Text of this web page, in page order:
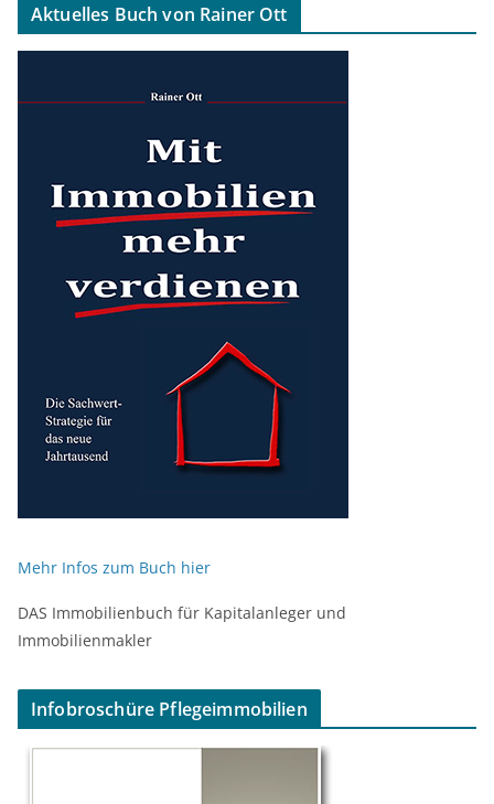
Aktuelles Buch von Rainer Ott
Mehr Infos zum Buch hier
DAS Immobilienbuch für Kapitalanleger und
Immobilienmakler
Infobroschüre Pflegeimmobilien